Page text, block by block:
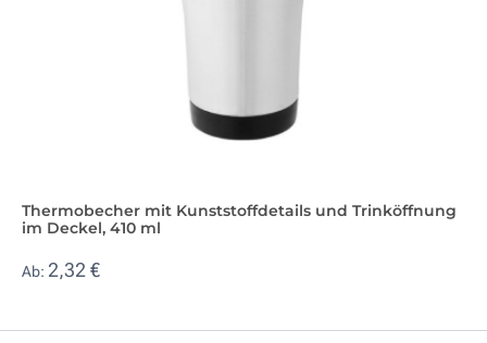
Thermobecher mit Kunststoffdetails und Trinköffnung
im Deckel, 410 ml
Ab: 2,32 €